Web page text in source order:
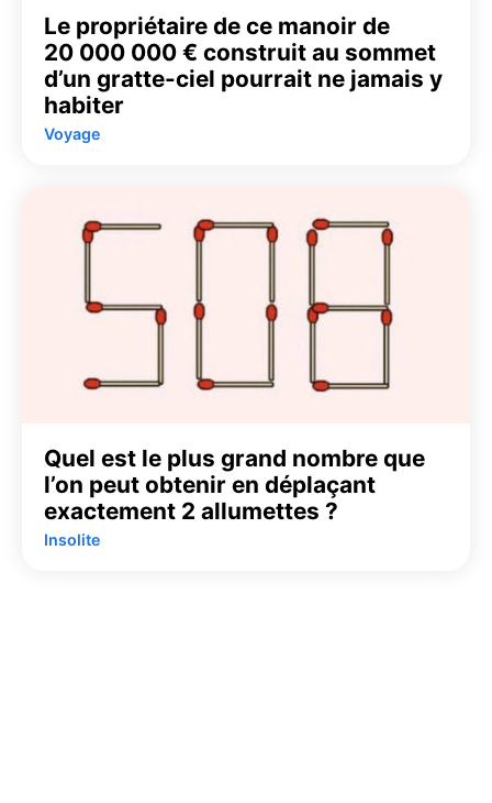
Le propriétaire de ce manoir de
20 000 000 € construit au sommet
d’un gratte-ciel pourrait ne jamais y
habiter
Voyage
Quel est le plus grand nombre que
l’on peut obtenir en déplaçant
exactement 2 allumettes ?
Insolite